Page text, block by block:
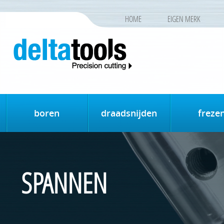
HOME EIGEN MERK
boren draadsnijden
SPANNEN